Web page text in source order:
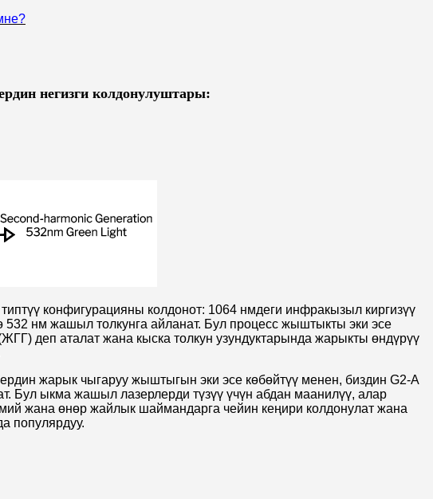
негизги колдонулуштары:
конфигурацияны колдонот: 1064 нмдеги инфракызыл киргизүү
532 нм жашыл толкунга айланат. Бул процесс жыштыкты эки эсе
деп аталат жана кыска толкун узундуктарында жарыкты өндүрүү
жарык чыгаруу жыштыгын эки эсе көбөйтүү менен, биздин G2-A
Бул ыкма жашыл лазерлерди түзүү үчүн абдан маанилүү, алар
жана өнөр жайлык шаймандарга чейин кеңири колдонулат жана
популярдуу.